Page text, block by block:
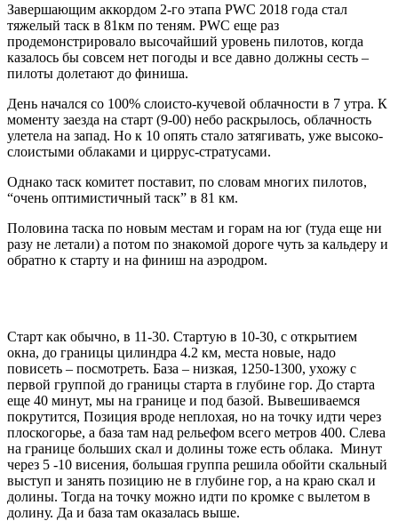
Завершающим аккордом 2-го этапа PWC 2018 года стал
тяжелый таск в 81км по теням. PWC еще раз
продемонстрировало высочайший уровень пилотов, когда
казалось бы совсем нет погоды и все давно должны сесть –
пилоты долетают до финиша.
День начался со 100% слоисто-кучевой облачности в 7 утра. К
моменту заезда на старт (9-00) небо раскрылось, облачность
улетела на запад. Но к 10 опять стало затягивать, уже высоко-
слоистыми облаками и циррус-стратусами.
Однако таск комитет поставит, по словам многих пилотов,
“очень оптимистичный таск” в 81 км.
Половина таска по новым местам и горам на юг (туда еще ни
разу не летали) а потом по знакомой дороге чуть за кальдеру и
обратно к старту и на финиш на аэродром.
Старт как обычно, в 11-30. Стартую в 10-30, с открытием
окна, до границы цилиндра 4.2 км, места новые, надо
повисеть – посмотреть. База – низкая, 1250-1300, ухожу с
первой группой до границы старта в глубине гор. До старта
еще 40 минут, мы на границе и под базой. Вывешиваемся
покрутится, Позиция вроде неплохая, но на точку идти через
плоскогорье, а база там над рельефом всего метров 400. Слева
на границе больших скал и долины тоже есть облака. Минут
через 5 -10 висения, большая группа решила обойти скальный
выступ и занять позицию не в глубине гор, а на краю скал и
долины. Тогда на точку можно идти по кромке с вылетом в
долину. Да и база там оказалась выше.